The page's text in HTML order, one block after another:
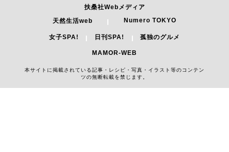
扶桑社Webメディア
天然生活web
Numero TOKYO
女子SPA! 日刊SPA! 孤独のグルメ
MAMOR-WEB
本サイトに掲載されている記事・レシピ・写真・イラスト等のコンテン
ツの無断転載を禁じます。